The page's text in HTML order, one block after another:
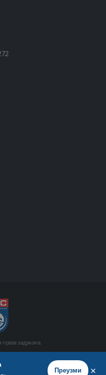
права задржана.
галерија Видео галерија
Преузми ×